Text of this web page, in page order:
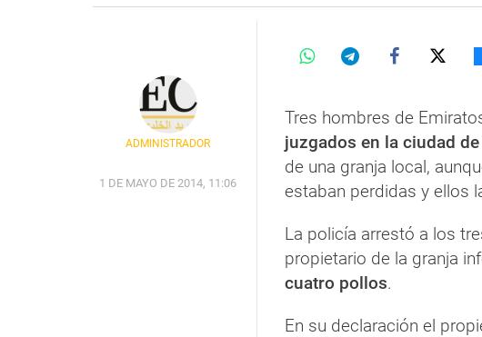
ADMINISTRADOR
1 DE MAYO DE 2014, 11:06
Tres hombres de
juzgados en la ciudad
de una granja local,
estaban perdidas y ellos
La policía arrestó a los
propietario de la granja
cuatro pollos.
En su declaración el